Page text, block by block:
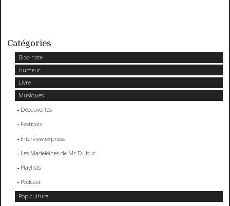
Catégories
Bloc-note
Humeur
Livre
Musiques
Découvertes
Festivals
Interview express
Les Madeleines de Mr Dubuc
Playlists
Podcast
Pop culture